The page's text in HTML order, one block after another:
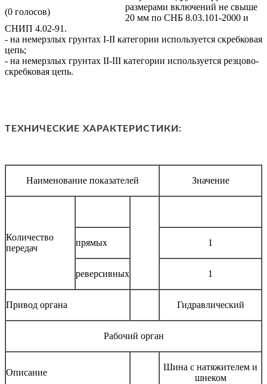
(0 голосов)
размерами включений не свыше
20 мм по СНБ 8.03.101-2000 и
СНИП 4.02-91.
- на немерзлых грунтах I-II категории используется скребковая
цепь;
- на немерзлых грунтах II-III категории используется резцово-
скребковая цепь.
ТЕХНИЧЕСКИЕ ХАРАКТЕРИСТИКИ:
Наименование показателей Значение
Количество
передач
прямых 1
реверсивных 1
Привод органа Гидравлический
Рабочий орган
Описание
Шина с натяжителем и
шнеком